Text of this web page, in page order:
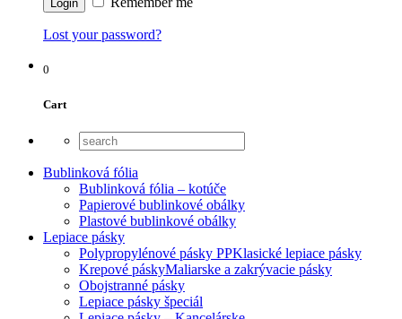
Lost your password?
0
Cart
Bublinková fólia
Bublinková fólia – kotúče
Papierové bublinkové obálky
Plastové bublinkové obálky
Lepiace pásky
Polypropylénové pásky PPKlasické lepiace pásky
Krepové páskyMaliarske a zakrývacie pásky
Obojstranné pásky
Lepiace pásky špeciál